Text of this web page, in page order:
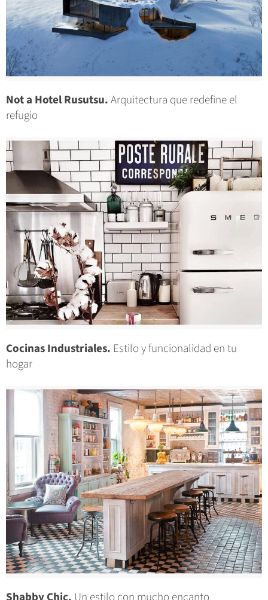
Not a Hotel Rusutsu.Arquitectura que redefine el
refugio
Cocinas Industriales. Estilo y funcionalidad en tu
hogar